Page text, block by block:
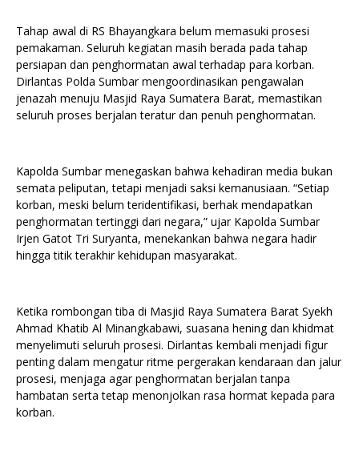
Tahap awal di RS Bhayangkara belum memasuki prosesi
pemakaman. Seluruh kegiatan masih berada pada tahap
persiapan dan penghormatan awal terhadap para korban.
Dirlantas Polda Sumbar mengoordinasikan pengawalan
jenazah menuju Masjid Raya Sumatera Barat, memastikan
seluruh proses berjalan teratur dan penuh penghormatan.
Kapolda Sumbar menegaskan bahwa kehadiran media bukan
semata peliputan, tetapi menjadi saksi kemanusiaan. “Setiap
korban, meski belum teridentifikasi, berhak mendapatkan
penghormatan tertinggi dari negara,” ujar Kapolda Sumbar
Irjen Gatot Tri Suryanta, menekankan bahwa negara hadir
hingga titik terakhir kehidupan masyarakat.
Ketika rombongan tiba di Masjid Raya Sumatera Barat Syekh
Ahmad Khatib Al Minangkabawi, suasana hening dan khidmat
menyelimuti seluruh prosesi. Dirlantas kembali menjadi figur
penting dalam mengatur ritme pergerakan kendaraan dan jalur
prosesi, menjaga agar penghormatan berjalan tanpa
hambatan serta tetap menonjolkan rasa hormat kepada para
korban.